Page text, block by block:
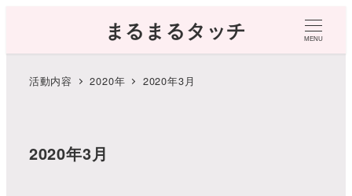
まるまるタッチ MENU
活動内容 2020年 2020年3月
2020年3月